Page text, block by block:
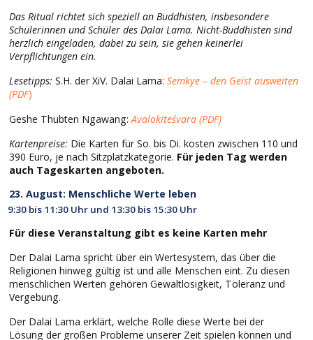
Das Ritual richtet sich speziell an Buddhisten, insbesondere
Schülerinnen und Schüler des Dalai Lama. Nicht-Buddhisten sind
herzlich eingeladen, dabei zu sein, sie gehen keinerlei
Verpflichtungen ein.
Lesetipps: S.H. der XiV. Dalai Lama:Semkye – den Geist ausweiten
(PDF)
Geshe Thubten Ngawang:Avalokiteśvara (PDF)
Kartenpreise: Die Karten für So. bis Di. kosten zwischen 110 und
390 Euro, je nach Sitzplatzkategorie. Für jeden Tag werden
auch Tageskarten angeboten.
23. August: Menschliche Werte leben
9:30 bis 11:30 Uhr und 13:30 bis 15:30 Uhr
Für diese Veranstaltung gibt es keine Karten mehr
Der Dalai Lama spricht über ein Wertesystem, das über die
Religionen hinweg gültig ist und alle Menschen eint. Zu diesen
menschlichen Werten gehören Gewaltlosigkeit, Toleranz und
Vergebung.
Der Dalai Lama erklärt, welche Rolle diese Werte bei der
Lösung der großen Probleme unserer Zeit spielen können und